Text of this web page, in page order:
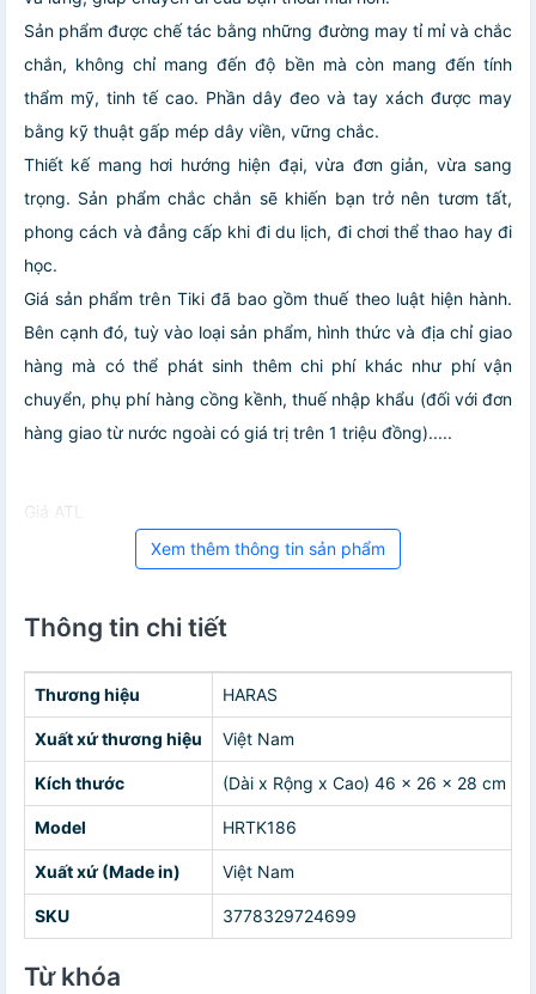
Sản phẩm được chế tác bằng những đường may tỉ mỉ và chắc
chắn, không chỉ mang đến độ bền mà còn mang đến tính
thẩm mỹ, tinh tế cao. Phần dây đeo và tay xách được may
bằng kỹ thuật gấp mép dây viền, vững chắc.
Thiết kế mang hơi hướng hiện đại, vừa đơn giản, vừa sang
trọng. Sản phẩm chắc chắn sẽ khiến bạn trở nên tươm tất,
phong cách và đẳng cấp khi đi du lịch, đi chơi thể thao hay đi
học.
Giá sản phẩm trên Tiki đã bao gồm thuế theo luật hiện hành.
Bên cạnh đó, tuỳ vào loại sản phẩm, hình thức và địa chỉ giao
hàng mà có thể phát sinh thêm chi phí khác như phí vận
chuyển, phụ phí hàng cồng kềnh, thuế nhập khẩu (đối với đơn
hàng giao từ nước ngoài có giá trị trên 1 triệu đồng).....
Giá ATL
Xem thêm thông tin sản phẩm
Thông tin chi tiết
Thương hiệu HARAS
Xuất xứ thương hiệu Việt Nam
Kích thước (Dài x Rộng x Cao) 46 x 26 x 28 cm
Model HRTK186
Xuất xứ (Made in) Việt Nam
SKU 3778329724699
Từ khóa